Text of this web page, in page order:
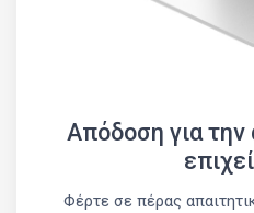
Απόδοση για
Φέρτε σε πέρας